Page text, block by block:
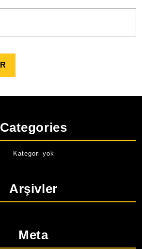
Categories
Kategori yok
Arşivler
Meta